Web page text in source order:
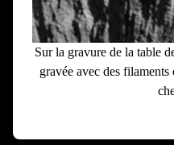
Sur la gravure de la table
gravée avec des